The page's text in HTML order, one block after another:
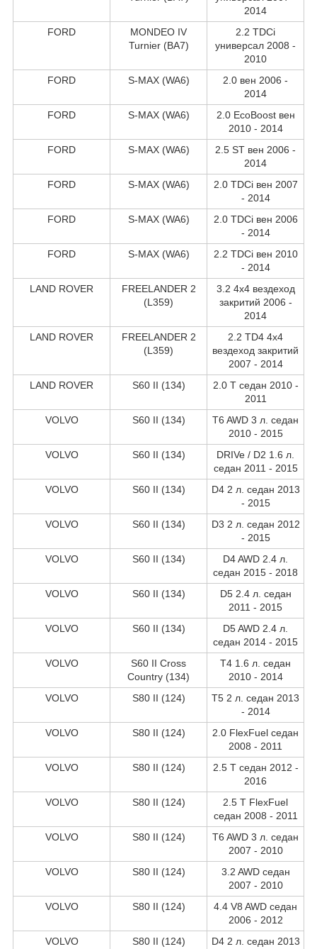
2014
FORD
MONDEO IV
Turnier (BA7)
2.2 TDCi
универсал 2008 -
2010
FORD
S-MAX (WA6)
2.0 вен 2006 -
2014
FORD
S-MAX (WA6)
2.0 EcoBoost вен
2010 - 2014
FORD
S-MAX (WA6)
2.5 ST вен 2006 -
2014
FORD
S-MAX (WA6)
2.0 TDCi вен 2007
- 2014
FORD
S-MAX (WA6)
2.0 TDCi вен 2006
- 2014
FORD
S-MAX (WA6)
2.2 TDCi вен 2010
- 2014
LAND ROVER
FREELANDER 2
(L359)
3.2 4x4 вездеход
закритий 2006 -
2014
LAND ROVER
FREELANDER 2
(L359)
2.2 TD4 4x4
вездеход закритий
2007 - 2014
LAND ROVER
S60 II (134)
2.0 T седан 2010 -
2011
VOLVO
S60 II (134)
T6 AWD 3 л. седан
2010 - 2015
VOLVO
S60 II (134)
DRIVe / D2 1.6 л.
седан 2011 - 2015
VOLVO
S60 II (134)
D4 2 л. седан 2013
- 2015
VOLVO
S60 II (134)
D3 2 л. седан 2012
- 2015
VOLVO
S60 II (134)
D4 AWD 2.4 л.
седан 2015 - 2018
VOLVO
S60 II (134)
D5 2.4 л. седан
2011 - 2015
VOLVO
S60 II (134)
D5 AWD 2.4 л.
седан 2014 - 2015
VOLVO
S60 II Cross
Country (134)
T4 1.6 л. седан
2010 - 2014
VOLVO
S80 II (124)
T5 2 л. седан 2013
- 2014
VOLVO
S80 II (124)
2.0 FlexFuel седан
2008 - 2011
VOLVO
S80 II (124)
2.5 T седан 2012 -
2016
VOLVO
S80 II (124)
2.5 T FlexFuel
седан 2008 - 2011
VOLVO
S80 II (124)
T6 AWD 3 л. седан
2007 - 2010
VOLVO
S80 II (124)
3.2 AWD седан
2007 - 2010
VOLVO
S80 II (124)
4.4 V8 AWD седан
2006 - 2012
VOLVO
S80 II (124)
D4 2 л. седан 2013